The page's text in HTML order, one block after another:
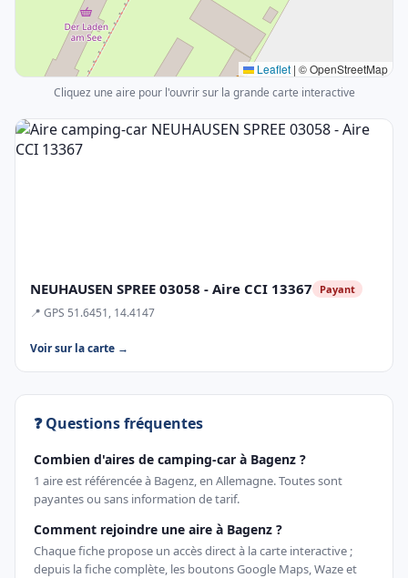
NEUHAUSEN SPREE 03058 - Aire CCI 13367 Payant
📍 GPS 51.6451, 14.4147
Voir sur la carte →
❓ Questions fréquentes
Combien d'aires de camping-car à Bagenz ?
1 aire est référencée à Bagenz, en Allemagne. Toutes sont
payantes ou sans information de tarif.
Comment rejoindre une aire à Bagenz ?
Chaque fiche propose un accès direct à la carte interactive ;
depuis la fiche complète, les boutons Google Maps, Waze et
Leaflet | © OpenStreetMap
Cliquez une aire pour l'ouvrir sur la grande carte interactive